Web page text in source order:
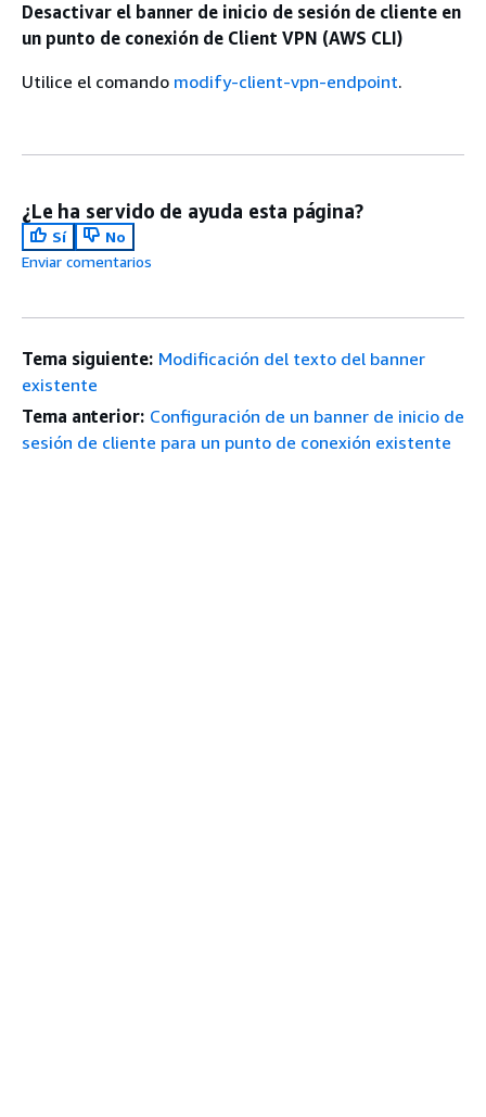
Desactivar el banner de inicio de sesión de cliente en
un punto de conexión de Client VPN (AWS CLI)
Utilice el comando modify-client-vpn-endpoint.
¿Le ha servido de ayuda esta página?
Sí
No
Enviar comentarios
Tema siguiente: Modificación del texto del banner
existente
Tema anterior: Configuración de un banner de inicio de
sesión de cliente para un punto de conexión existente